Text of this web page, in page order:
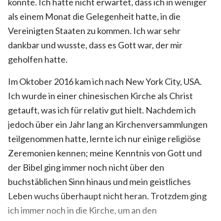
als einem Monat die Gelegenheit hatte, in die
Vereinigten Staaten zu kommen. Ich war sehr
dankbar und wusste, dass es Gott war, der mir
geholfen hatte.
Im Oktober 2016 kam ich nach New York City, USA.
Ich wurde in einer chinesischen Kirche als Christ
getauft, was ich für relativ gut hielt. Nachdem ich
jedoch über ein Jahr lang an Kirchenversammlungen
teilgenommen hatte, lernte ich nur einige religiöse
Zeremonien kennen; meine Kenntnis von Gott und
der Bibel ging immer noch nicht über den
buchstäblichen Sinn hinaus und mein geistliches
Leben wuchs überhaupt nicht heran. Trotzdem ging
ich immer noch in die Kirche, um an den